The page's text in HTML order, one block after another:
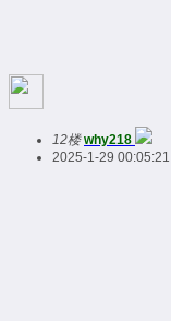
12楼 why218
2025-1-29 00:05:21